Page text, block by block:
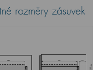
rozměry zásuvek